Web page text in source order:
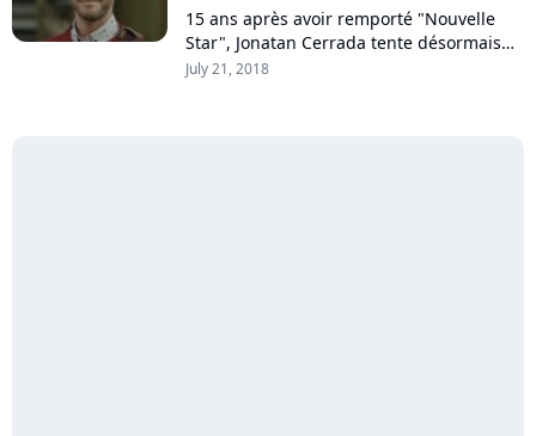
15 ans après avoir remporté "Nouvelle
Star", Jonatan Cerrada tente désormais
l'expérience en Indonésie où il s'est
July 21, 2018